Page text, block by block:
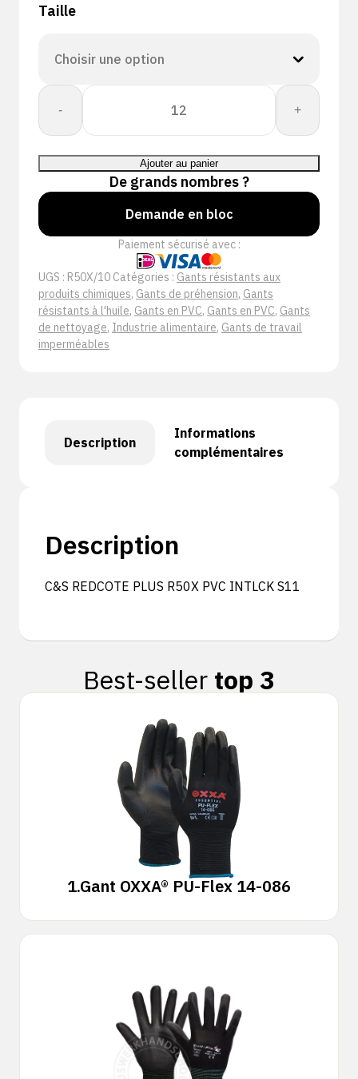
Taille
-
quantité
C&S
REDCOTE
PLUS
R50X
PVC
INTLCK
+
Ajouter au panier
De grands nombres ?
Demande en bloc
Paiement sécurisé avec :
UGS : R50X/10 Catégories : Gants résistants aux
produits chimiques, Gants de préhension, Gants
résistants à l'huile, Gants en PVC, Gants en PVC, Gants
de nettoyage, Industrie alimentaire, Gants de travail
imperméables
Description
Informations
complémentaires
Description
C&S REDCOTE PLUS R50X PVC INTLCK S11
Best-seller top 3
1.Gant OXXA® PU-Flex 14-086